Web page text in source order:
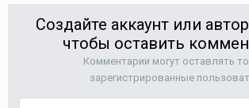
Создайте аккаунт или
чтобы оставить
Комментарии могут оставлять
зарегистрированные